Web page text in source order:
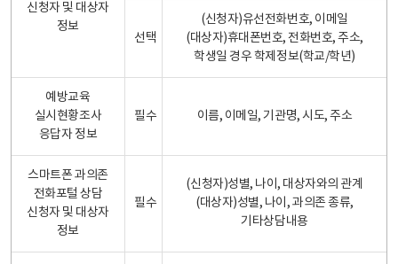
신청자 및 대상자
정보
선택
(신청자)유선전화번호, 이메일
(대상자)휴대폰번호, 전화번호, 주소,
학생일 경우 학제정보(학교/학년)
예방교육
실시현황조사
응답자 정보
필수 이름, 이메일, 기관명, 시도, 주소
스마트폰 과의존
전화포털 상담
신청자 및 대상자
정보
필수
(신청자)성별, 나이, 대상자와의 관계
(대상자)성별, 나이, 과의존 종류,
기타상담내용